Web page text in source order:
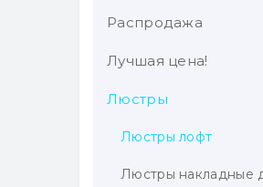
Распродажа
Лучшая цена!
Люстры
Люстры лофт
Люстры накладные